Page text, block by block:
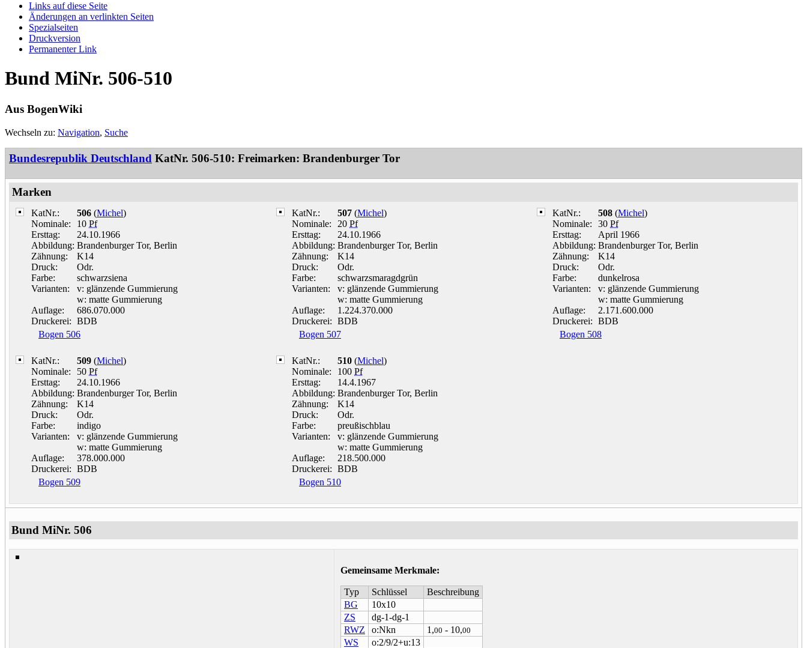
Links auf diese Seite
Änderungen an verlinkten Seiten
Spezialseiten
Druckversion
Permanenter Link
Bund MiNr. 506-510
Aus BogenWiki
Wechseln zu: Navigation, Suche
Bundesrepublik Deutschland KatNr. 506-510: Freimarken: Brandenburger Tor
Marken
KatNr.: 506 (Michel)
Nominale:
10 Pf
Ersttag:
24.10.1966
Abbildung: Brandenburger Tor, Berlin
Zähnung:
K14
Druck:
Odr.
Farbe:
schwarzsiena
Varianten:
v: glänzende Gummierung
w: matte Gummierung
Auflage:
686.070.000
Druckerei: BDB
Bogen 506
KatNr.: 507 (Michel)
Nominale:
20 Pf
Ersttag:
24.10.1966
Abbildung: Brandenburger Tor, Berlin
Zähnung:
K14
Druck:
Odr.
Farbe:
schwarzsmaragdgrün
Varianten:
v: glänzende Gummierung
w: matte Gummierung
Auflage:
1.224.370.000
Druckerei: BDB
Bogen 507
KatNr.: 508 (Michel)
Nominale:
30 Pf
Ersttag:
April 1966
Abbildung: Brandenburger Tor, Berlin
Zähnung:
K14
Druck:
Odr.
Farbe:
dunkelrosa
Varianten:
v: glänzende Gummierung
w: matte Gummierung
Auflage:
2.171.600.000
Druckerei: BDB
Bogen 508
KatNr.: 509 (Michel)
Nominale:
50 Pf
Ersttag:
24.10.1966
Abbildung: Brandenburger Tor, Berlin
Zähnung:
K14
Druck:
Odr.
Farbe:
indigo
Varianten:
v: glänzende Gummierung
w: matte Gummierung
Auflage:
378.000.000
Druckerei: BDB
Bogen 509
KatNr.: 510 (Michel)
Nominale:
100 Pf
Ersttag:
14.4.1967
Abbildung: Brandenburger Tor, Berlin
Zähnung:
K14
Druck:
Odr.
Farbe:
preußischblau
Varianten:
v: glänzende Gummierung
w: matte Gummierung
Auflage:
218.500.000
Druckerei: BDB
Bogen 510
Bund MiNr. 506
Gemeinsame Merkmale:
Typ Schlüssel
Beschreibung
BG
10x10
ZS
dg-1-dg-1
RWZ
o:Nkn 1,00 - 10,00
WS
o:2/9/2+u:13